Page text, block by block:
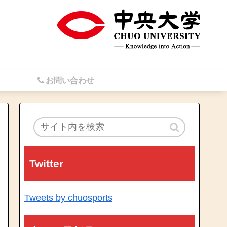
お問い合わせ
Twitter
Tweets by chuosports